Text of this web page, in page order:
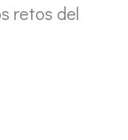
retos del